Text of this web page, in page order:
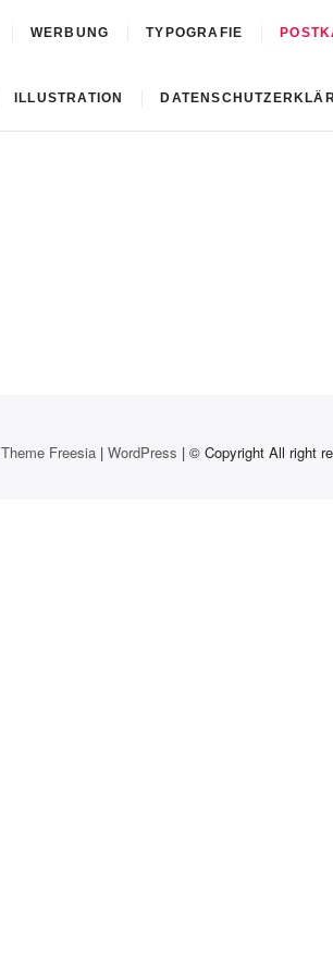
WERBUNG TYPOGRAFIE
ILLUSTRATION
Theme Freesia | WordPress | © Copyright All right